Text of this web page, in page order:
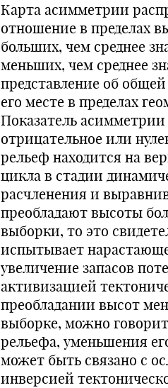
Карта асимметрии
отношение в пределах
больших, чем среднее
меньших, чем среднее
представление об
его месте в пределах
Показатель
отрицательное или
рельеф находится на
цикла в стадии
расчленения и
преобладают высоты
выборки, то это
испытывает
увеличение запасов
активизацией
преобладании высот
выборке, можно
рельефа, уменьшения
может быть связано с
инверсией